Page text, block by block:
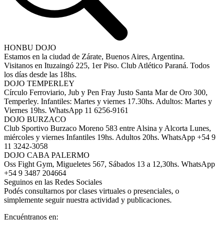
HONBU DOJO
Estamos en la ciudad de Zárate, Buenos Aires, Argentina.
Visitanos en Ituzaingó 225, 1er Piso. Club Atlético Paraná. Todos
los días desde las 18hs.
DOJO TEMPERLEY
Círculo Ferroviario, Jub y Pen Fray Justo Santa Mar de Oro 300,
Temperley. Infantiles: Martes y viernes 17.30hs. Adultos: Martes y
Viernes 19hs. WhatsApp 11 6256-9161
DOJO BURZACO
Club Sportivo Burzaco Moreno 583 entre Alsina y Alcorta Lunes,
miércoles y viernes Infantiles 19hs. Adultos 20hs. WhatsApp +54 9
11 3242-3058
DOJO CABA PALERMO
Oss Fight Gym, Migueletes 567, Sábados 13 a 12,30hs. WhatsApp
+54 9 3487 204664
Seguinos en las Redes Sociales
Podés consultarnos por clases virtuales o presenciales, o
simplemente seguir nuestra actividad y publicaciones.
Encuéntranos en: